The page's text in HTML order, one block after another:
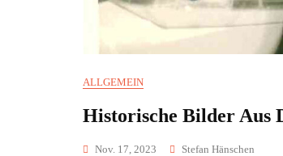
ALLGEMEIN
Historische Bilder Aus
Nov. 17, 2023 Stefan Hänschen